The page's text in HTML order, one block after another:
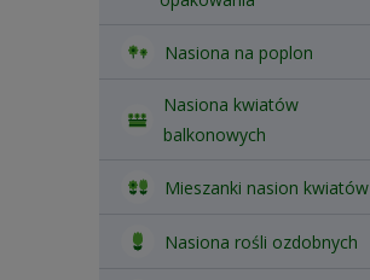
Nasiona na poplon
Nasiona kwiatów
balkonowych
Mieszanki nasion kwiatów
Nasiona rośli ozdobnych